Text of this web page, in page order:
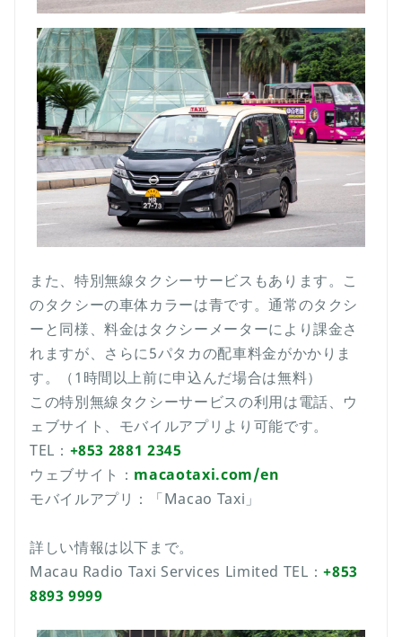
また、特別無線タクシーサービスもあります。こ
のタクシーの車体カラーは青です。通常のタクシ
ーと同様、料金はタクシーメーターにより課金さ
れますが、さらに5パタカの配車料金がかかりま
す。（1時間以上前に申込んだ場合は無料）
この特別無線タクシーサービスの利用は電話、ウ
ェブサイト、モバイルアプリより可能です。
TEL： +853 2881 2345
ウェブサイト： macaotaxi.com/en
モバイルアプリ：「Macao Taxi」
詳しい情報は以下まで。
Macau Radio Taxi Services Limited TEL：+853
8893 9999